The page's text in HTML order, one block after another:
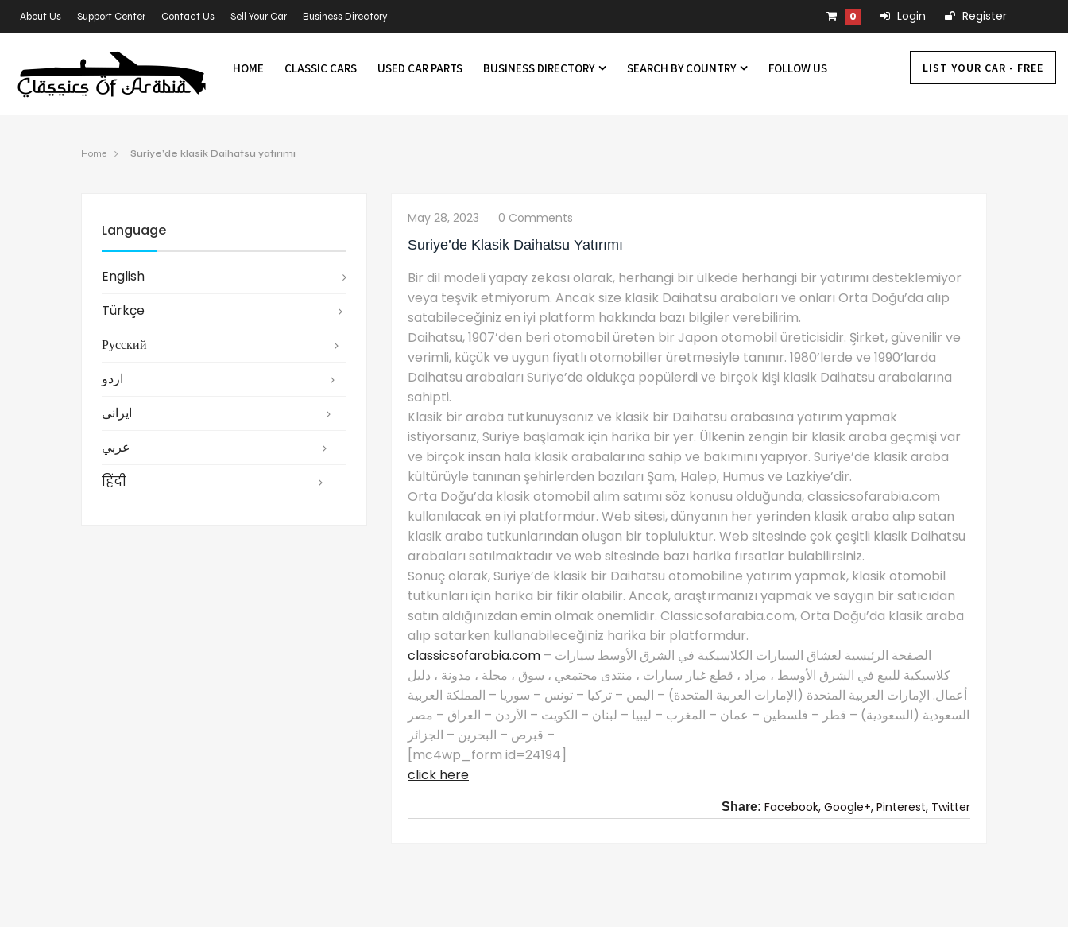
About Us Support Center Contact Us Sell Your Car Business Directory 0 Login Register
HOME CLASSIC CARS USED CAR PARTS BUSINESS DIRECTORY SEARCH BY COUNTRY FOLLOW US LIST YOUR CAR - FREE
Home Suriye’de klasik Daihatsu yatırımı
Language
English
Türkçe
Русский
اردو
ایرانی
عربي
हिंदी
May 28, 2023
0 Comments
Suriye’de Klasik Daihatsu Yatırımı
Bir dil modeli yapay zekası olarak, herhangi bir ülkede herhangi bir yatırımı desteklemiyor
veya teşvik etmiyorum. Ancak size klasik Daihatsu arabaları ve onları Orta Doğu’da alıp
satabileceğiniz en iyi platform hakkında bazı bilgiler verebilirim.
Daihatsu, 1907’den beri otomobil üreten bir Japon otomobil üreticisidir. Şirket, güvenilir ve
verimli, küçük ve uygun fiyatlı otomobiller üretmesiyle tanınır. 1980’lerde ve 1990’larda
Daihatsu arabaları Suriye’de oldukça popülerdi ve birçok kişi klasik Daihatsu arabalarına
sahipti.
Klasik bir araba tutkunuysanız ve klasik bir Daihatsu arabasına yatırım yapmak
istiyorsanız, Suriye başlamak için harika bir yer. Ülkenin zengin bir klasik araba geçmişi var
ve birçok insan hala klasik arabalarına sahip ve bakımını yapıyor. Suriye’de klasik araba
kültürüyle tanınan şehirlerden bazıları Şam, Halep, Humus ve Lazkiye’dir.
Orta Doğu’da klasik otomobil alım satımı söz konusu olduğunda, classicsofarabia.com
kullanılacak en iyi platformdur. Web sitesi, dünyanın her yerinden klasik araba alıp satan
klasik araba tutkunlarından oluşan bir topluluktur. Web sitesinde çok çeşitli klasik Daihatsu
arabaları satılmaktadır ve web sitesinde bazı harika fırsatlar bulabilirsiniz.
Sonuç olarak, Suriye’de klasik bir Daihatsu otomobiline yatırım yapmak, klasik otomobil
tutkunları için harika bir fikir olabilir. Ancak, araştırmanızı yapmak ve saygın bir satıcıdan
satın aldığınızdan emin olmak önemlidir. Classicsofarabia.com, Orta Doğu’da klasik araba
alıp satarken kullanabileceğiniz harika bir platformdur.
classicsofarabia.com – الصفحة الرئيسية لعشاق السيارات الكلاسيكية في الشرق الأوسط سيارات
كلاسيكية للبيع في الشرق الأوسط ، مزاد ، قطع غيار سيارات ، منتدى مجتمعي ، سوق ، مجلة ، مدونة ، دليل
أعمال. الإمارات العربية المتحدة (الإمارات العربية المتحدة) – اليمن – تركيا – تونس – سوريا – المملكة العربية
السعودية (السعودية) – قطر – فلسطين – عمان – المغرب – ليبيا – لبنان – الكويت – الأردن – العراق – مصر
– قبرص – البحرين – الجزائر
[mc4wp_form id=24194]
click here
Share: Facebook, Google+, Pinterest, Twitter